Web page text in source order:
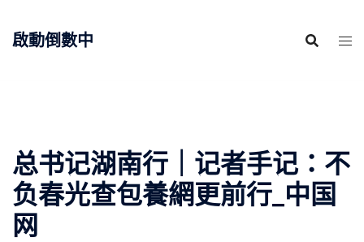
啟動倒數中
总书记湖南行｜记者手记：不
负春光查包養網更前行_中国
网